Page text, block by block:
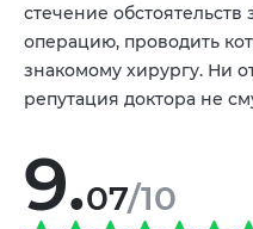
стечение обстоятельств
операцию, проводить
знакомому хирургу. Ни
репутация доктора не
9.07/10